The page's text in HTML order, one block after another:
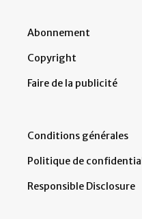
Abonnement
Copyright
Faire de la publicité
Conditions générales
Politique de
Responsible Disclosure